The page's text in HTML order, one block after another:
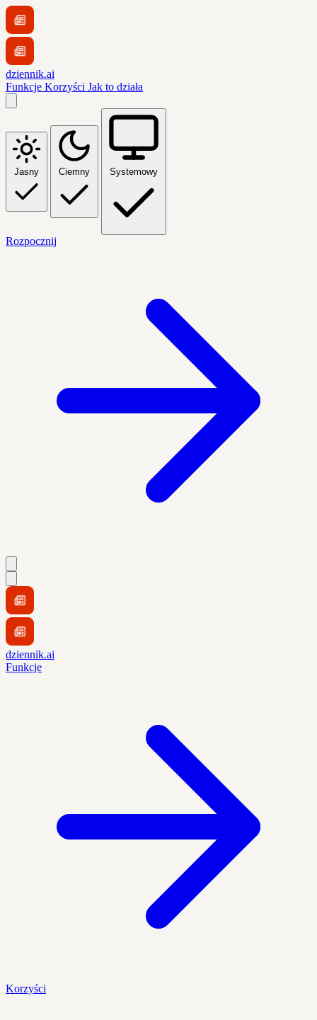
dziennik.ai
Funkcje Korzyści Jak to działa
Jasny Ciemny Systemowy
Rozpocznij
dziennik.ai
Funkcje
Korzyści